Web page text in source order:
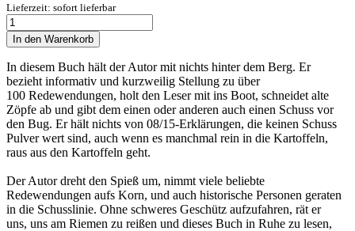
Lieferzeit: sofort lieferbar
So
schnell
schießen
die
Preußen
nicht!
Menge
In den Warenkorb
In diesem Buch hält der Autor mit nichts hinter dem Berg. Er
bezieht informativ und kurzweilig Stellung zu über
100 Redewendungen, holt den Leser mit ins Boot, schneidet alte
Zöpfe ab und gibt dem einen oder anderen auch einen Schuss vor
den Bug. Er hält nichts von 08/15-Erklärungen, die keinen Schuss
Pulver wert sind, auch wenn es manchmal rein in die Kartoffeln,
raus aus den Kartoffeln geht.
Der Autor dreht den Spieß um, nimmt viele beliebte
Redewendungen aufs Korn, und auch historische Personen geraten
in die Schusslinie. Ohne schweres Geschütz aufzufahren, rät er
uns, uns am Riemen zu reißen und dieses Buch in Ruhe zu lesen,